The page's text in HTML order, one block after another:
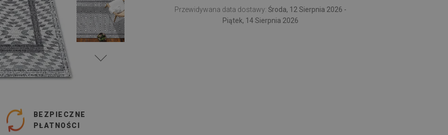
BEZPIECZNE
PŁATNOŚCI
Przewidywana data dostawy: Środa, 12 Sierpnia 2026 -
Piątek, 14 Sierpnia 2026